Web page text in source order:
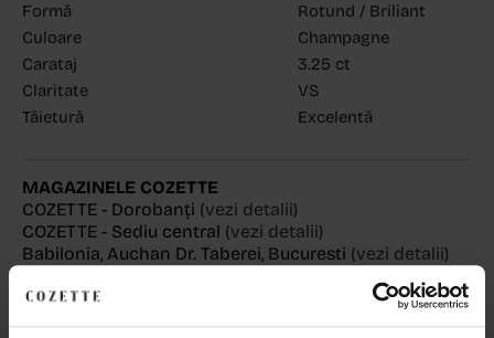
Formă
Rotund / Briliant
Culoare
Champagne
Carataj
3.25 ct
Claritate
VS
Tăietură
Excelentă
MAGAZINELE COZETTE
COZETTE - Dorobanți (vezi detalii)
COZETTE - Sediu central (vezi detalii)
Babilonia, Auchan Dr. Taberei, Bucuresti (vezi detalii)